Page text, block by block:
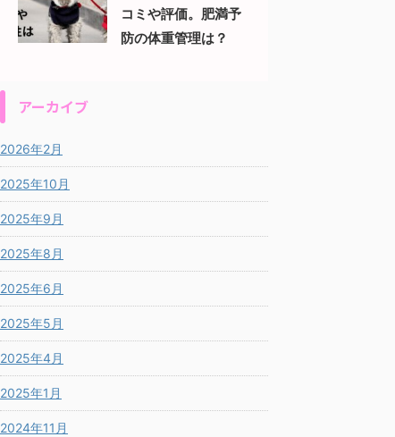
コミや評価。肥満予
防の体重管理は？
アーカイブ
2026年2月
2025年10月
2025年9月
2025年8月
2025年6月
2025年5月
2025年4月
2025年1月
2024年11月